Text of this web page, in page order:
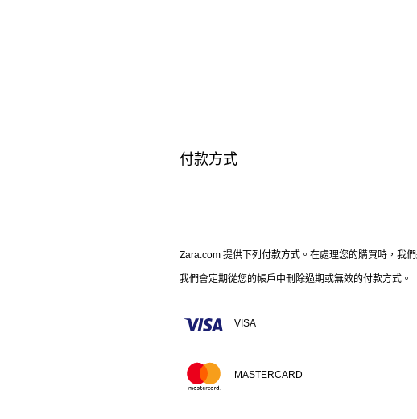
付款方式
Zara.com 提供下列付款方式。在處理您的購買時，我
我們會定期從您的帳戶中刪除過期或無效的付款方式。
VISA
MASTERCARD